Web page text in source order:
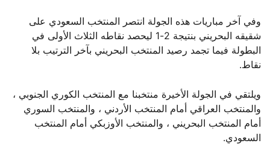
وفي آخر مباريات هذه الجولة انتصر المنتخب السعودي على
شقيقه البحريني بنتيجة 2-1 ليحصد نقاطه الثلاث الأولى في
البطولة فيما تجمد رصيد المنتخب البحريني بآخر الترتيب بلا
نقاط.
ويلتقي في الجولة الأخيرة منتخبنا مع المنتخب الكوري الجنوبي ،
والمنتخب العراقي أمام المنتخب الأردني ، والمنتخب السوري
أمام المنتخب البحريني ، والمنتخب الأوزبكي أمام المنتخب
السعودي.